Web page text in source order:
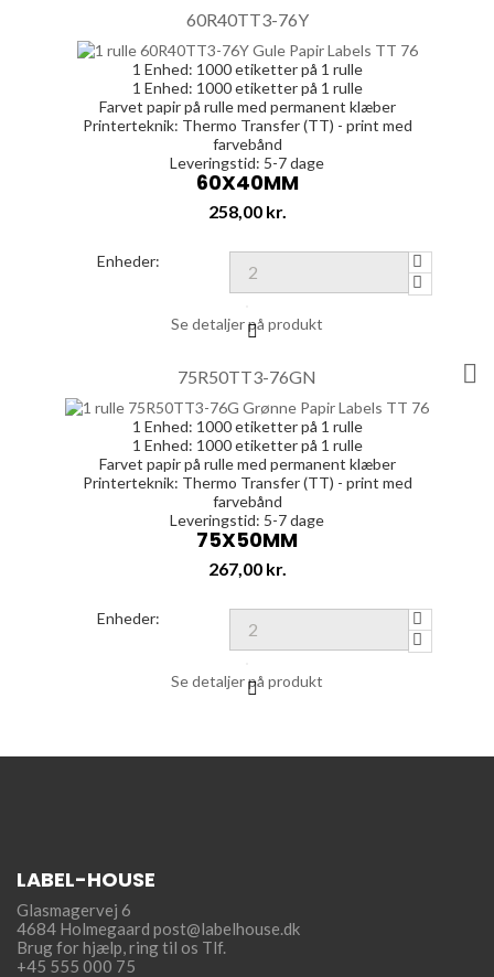
60R40TT3-76Y
1 Enhed: 1000etiketter på 1 rulle
1 Enhed: 1000etiketter på 1 rulle
Farvet papir på rulle med permanent klæber
Printerteknik: Thermo Transfer (TT) - print med
farvebånd
Leveringstid: 5-7 dage
60X40MM
Pris
258,00 kr.
Enheder:
Se detaljer på produkt
75R50TT3-76GN
1 Enhed: 1000etiketter på 1 rulle
1 Enhed: 1000etiketter på 1 rulle
Farvet papir på rulle med permanent klæber
Printerteknik: Thermo Transfer (TT) - print med
farvebånd
Leveringstid: 5-7 dage
75X50MM
Pris
267,00 kr.
Enheder:
Se detaljer på produkt
LABEL-HOUSE
Glasmagervej 6
4684 Holmegaard post@labelhouse.dk
Brug for hjælp,ring til os Tlf.
+45 555 000 75
